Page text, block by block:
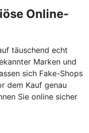
Online-
täuschend echt
Marken und
sich Fake-Shops
dem Kauf genau
Sie online sicher